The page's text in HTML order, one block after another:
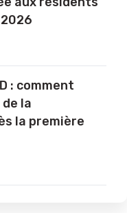
: comment
la
la première